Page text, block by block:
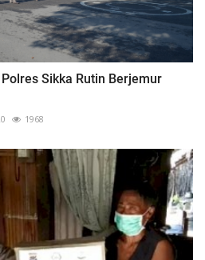
Sikka Rutin Berjemur
1968